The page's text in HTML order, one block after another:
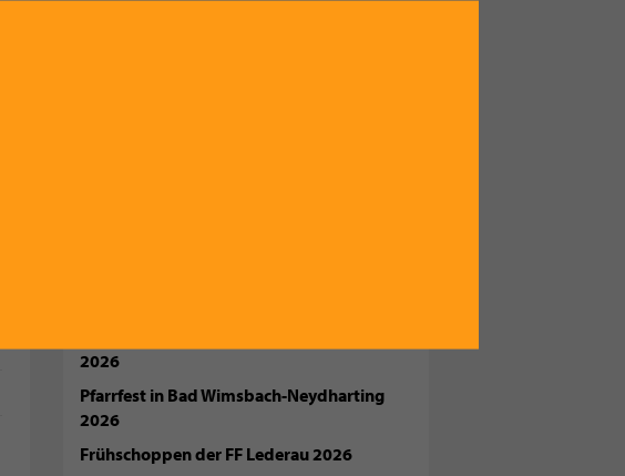
2026
Pfarrfest in Bad Wimsbach-Neydharting
2026
Frühschoppen der FF Lederau 2026